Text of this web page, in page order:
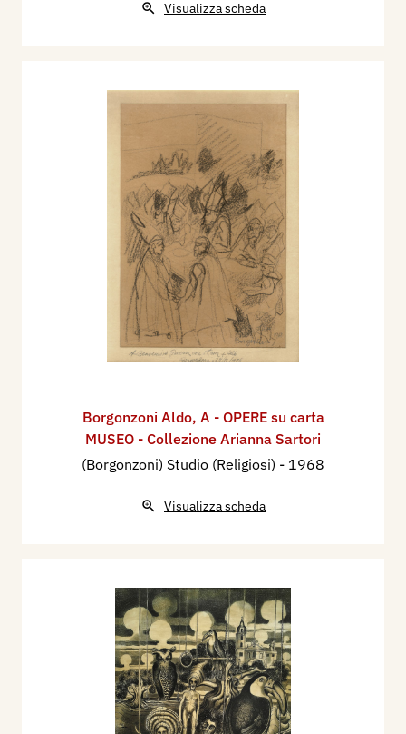
Visualizza scheda
Borgonzoni Aldo, A - OPERE su carta
MUSEO - Collezione Arianna Sartori
(Borgonzoni) Studio (Religiosi) - 1968
Visualizza scheda